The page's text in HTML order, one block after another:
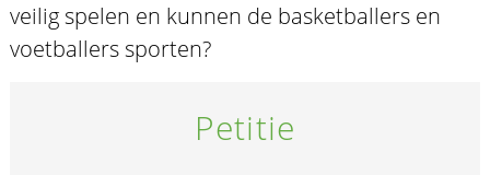
veilig spelen en kunnen de basketballers en
voetballers sporten?
Petitie